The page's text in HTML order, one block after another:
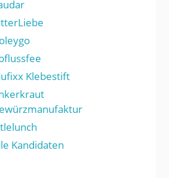
Klebestift
Kandidaten